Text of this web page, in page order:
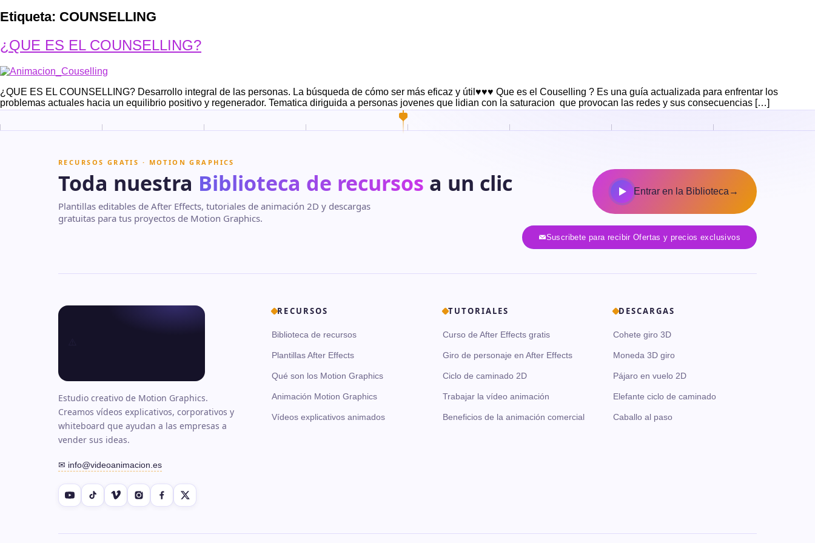
Etiqueta: COUNSELLING
¿QUE ES EL COUNSELLING?
¿QUE ES EL COUNSELLING? Desarrollo integral de las personas. La búsqueda de cómo ser más eficaz y útil♥♥♥ Que es el Couselling ? Es una guía actualizada para enfrentar los
problemas actuales hacia un equilibrio positivo y regenerador. Tematica diriguida a personas jovenes que lidian con la saturacion que provocan las redes y sus consecuencias […]
RECURSOS GRATIS · MOTION GRAPHICS
Toda nuestra Biblioteca de recursos a un clic
Plantillas editables de After Effects, tutoriales de animación 2D y descargas
gratuitas para tus proyectos de Motion Graphics.
Entrar en la Biblioteca →
Suscribete para recibir Ofertas y precios exclusivos
Estudio creativo de Motion Graphics.
Creamos vídeos explicativos, corporativos y
whiteboard que ayudan a las empresas a
vender sus ideas.
✉ info@videoanimacion.es
RECURSOS
Biblioteca de recursos
Plantillas After Effects
Qué son los Motion Graphics
Animación Motion Graphics
Vídeos explicativos animados
TUTORIALES
Curso de After Effects gratis
Giro de personaje en After Effects
Ciclo de caminado 2D
Trabajar la vídeo animación
Beneficios de la animación comercial
DESCARGAS
Cohete giro 3D
Moneda 3D giro
Pájaro en vuelo 2D
Elefante ciclo de caminado
Caballo al paso